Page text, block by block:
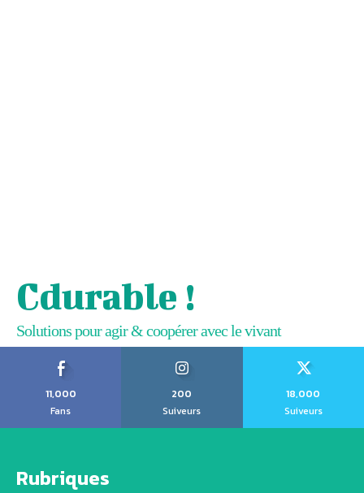
Cdurable !
Solutions pour agir & coopérer avec le vivant
11,000
Fans
200
Suiveurs
18,000
Suiveurs
Rubriques